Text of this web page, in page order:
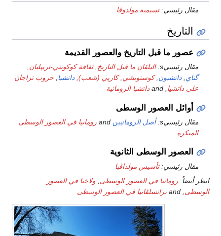
مقال رئيسي:تسيمية مولدوڤا
التاريخ
عصور ما قبل التاريخ والعصور القديمة
مقال رئيسيs: البلقان ما قبل التاريخ,ثقافة كوكوتني-تريپليان,
گتاي,داتشيون,كوستوبشي,كارپي (شعب),داتشيا,حروب تراجان
على داتشيا, and داتشيا الرومانية
أوائل العصور الوسطى
مقال رئيسيs: أصل الرومانيين and
رومانيا في العصور الوسطى
المبكرة
العصور الوسطى الثانوية
مقال رئيسي:تأسيس مولداڤيا
انظر أيضاً: رومانيا في العصور الوسطى ولاخيا في العصور
الوسطى
ترانسلڤانيا في العصور الوسطى